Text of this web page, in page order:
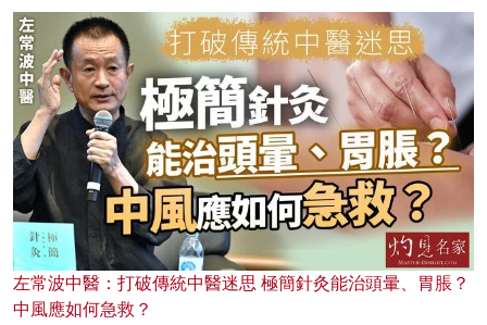
左常波中醫：打破傳統中醫迷思 極簡針灸能治頭暈、胃脹？
中風應如何急救？